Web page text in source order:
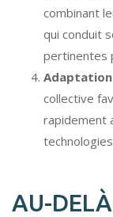
combinant
qui conduit
pertinentes
Adaptation
collective
rapidement
AU-